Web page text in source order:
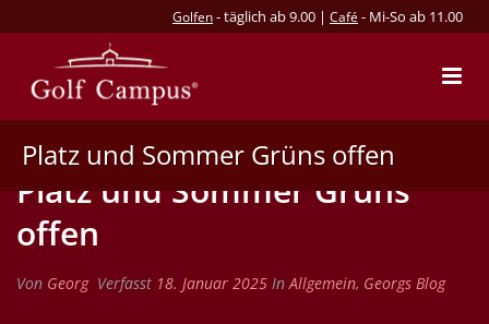
Golfen- täglich ab 9.00 | Café - Mi-So ab 11.00
Platz und Sommer Grüns offen
Platz und Sommer Grüns
offen
Von Georg Verfasst 18. Januar 2025 InAllgemein, Georgs Blog